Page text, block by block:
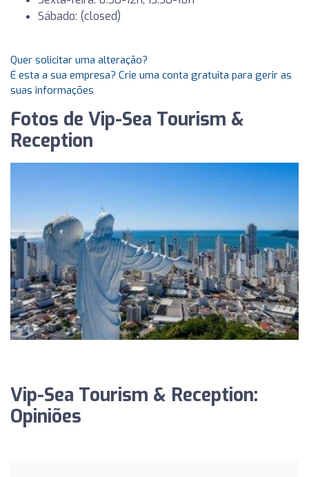
Sábado: (closed)
Quer solicitar uma alteração?
É esta a sua empresa? Crie uma conta gratuita para gerir as
suas informações
Fotos de Vip-Sea Tourism &
Reception
Vip-Sea Tourism & Reception:
Opiniões